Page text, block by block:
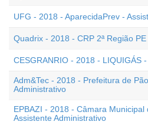
UFG - 2018 - AparecidaPrev -
Quadrix - 2018 - CRP 2ª Região
CESGRANRIO - 2018 - LIQUIGÁS
Adm&Tec - 2018 - Prefeitura de
Administrativo
EPBAZI - 2018 - Câmara Municipal
Assistente Administrativo